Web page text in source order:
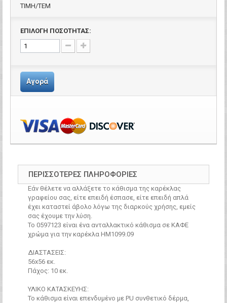
ΤΙΜH/ΤΕΜ
ΕΠΙΛΟΓΗ ΠΟΣΟΤΗΤΑΣ:
Αγορά
ΠΕΡΙΣΣΌΤΕΡΕΣ ΠΛΗΡΟΦΟΡΊΕΣ
Εάν θέλετε να αλλάξετε το κάθισμα της καρέκλας
γραφείου σας, είτε επειδή έσπασε, είτε επειδή απλά
έχει καταστεί άβολο λόγω της διαρκούς χρήσης, εμείς
σας έχουμε την λύση.
Το 0597123 είναι ένα ανταλλακτικό κάθισμα σε ΚΑΦΕ
χρώμα για την καρέκλα ΗΜ1099.09
ΔΙΑΣΤAΣΕΙΣ:
56x56 εκ.
Πάχος: 10 εκ.
ΥΛΙΚΟ ΚΑΤΑΣΚΕΥΗΣ:
Το κάθισμα είναι επενδυμένο με PU συνθετικό δέρμα,